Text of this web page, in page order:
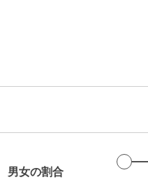
男女の割合